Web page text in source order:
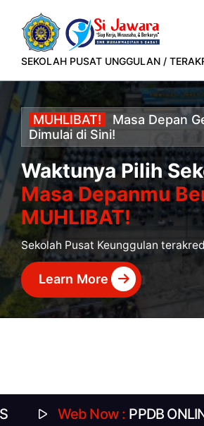
konten
SEKOLAH PUSAT UNGGULAN /
MUHLIBAT! Masa Depan
Dimulai di Sini!
Waktunya Pilih
Masa Depanmu
MUHLIBAT!
Learn More
Web Now : PPDB ONLINE